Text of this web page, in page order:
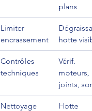
plans
Limiter
encrassement
hotte
Contrôles
techniques
Vérif.
moteurs,
joints,
Nettoyage
Hotte